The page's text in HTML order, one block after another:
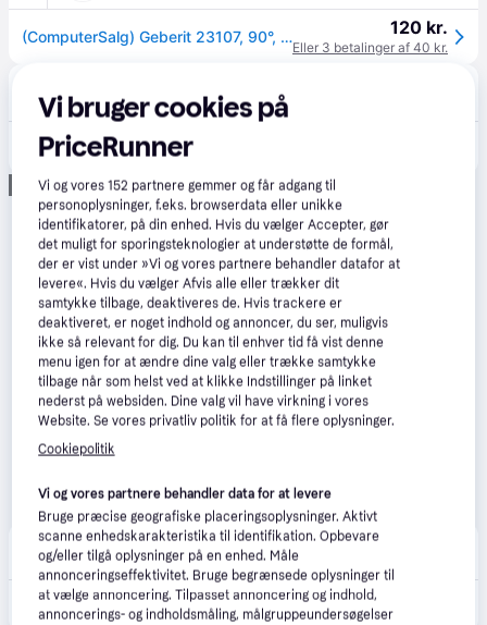
(ComputerSalg) Geberit 23107, 90°, 80 mm, 50 mm 120 kr.
Eller 3 betalinger af 40 kr.
39 kr. fragt,1-2 dage
Annonce
Completvvs.dk 4.8(105)
39 kr. fragt,1-2 dage
Geberit Mapress forzinket bøjning t/varmeanlæg 42 mm - 90 grader 129 kr.
Vi bruger cookies på
PriceRunner
Vi og vores152 partnere gemmer og får adgang til
personoplysninger, f.eks. browserdata eller unikke
identifikatorer, på din enhed. Hvis du vælger Accepter, gør
det muligt for sporingsteknologier at understøtte de formål,
der er vist under »Vi og vores partnere behandler datafor at
levere«. Hvis du vælger Afvis alle eller trækker dit
samtykke tilbage, deaktiveres de. Hvis trackere er
deaktiveret, er noget indhold og annoncer, du ser, muligvis
ikke så relevant for dig. Du kan til enhver tid få vist denne
menu igen for at ændre dine valg eller trække samtykke
tilbage når som helst ved at klikke Indstillinger på linket
nederst på websiden. Dine valg vil have virkning i vores
Website. Se vores privatliv politik for at få flere oplysninger.
Cookiepolitik
Vi og vores partnere behandler data for at levere
Bruge præcise geografiske placeringsoplysninger. Aktivt
scanne enhedskarakteristika til identifikation. Opbevare
og/eller tilgå oplysninger på en enhed. Måle
annonceringseffektivitet. Bruge begrænsede oplysninger til
at vælge annoncering. Tilpasset annoncering og indhold,
annoncerings- og indholdsmåling, målgruppeundersøgelser